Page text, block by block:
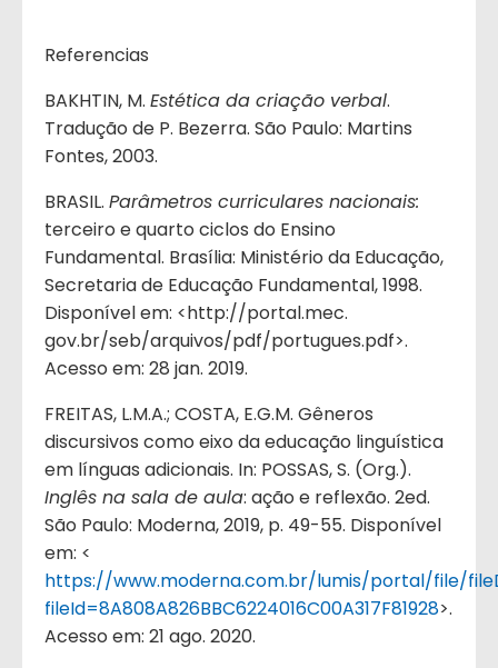
Referencias
BAKHTIN, M. Estética da criação verbal.
Tradução de P. Bezerra. São Paulo: Martins
Fontes, 2003.
BRASIL. Parâmetros curriculares nacionais:
terceiro e quarto ciclos do Ensino
Fundamental. Brasília: Ministério da Educação,
Secretaria de Educação Fundamental, 1998.
Disponível em: <http://portal.mec.
gov.br/seb/arquivos/pdf/portugues.pdf>.
Acesso em: 28 jan. 2019.
FREITAS, L.M.A.; COSTA, E.G.M. Gêneros
discursivos como eixo da educação linguística
em línguas adicionais. In: POSSAS, S. (Org.).
Inglês na sala de aula: ação e reflexão. 2ed.
São Paulo: Moderna, 2019, p. 49-55. Disponível
em: <
https://www.moderna.com.br/lumis/portal/file/
fileId=8A808A826BBC6224016C00A317F81928>.
Acesso em: 21 ago. 2020.